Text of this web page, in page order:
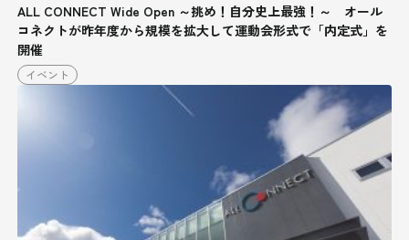
ALL CONNECT Wide Open ～挑め！自分史上最強！～ オール
コネクトが昨年度から規模を拡大して運動会形式で「内定式」を
開催
イベント